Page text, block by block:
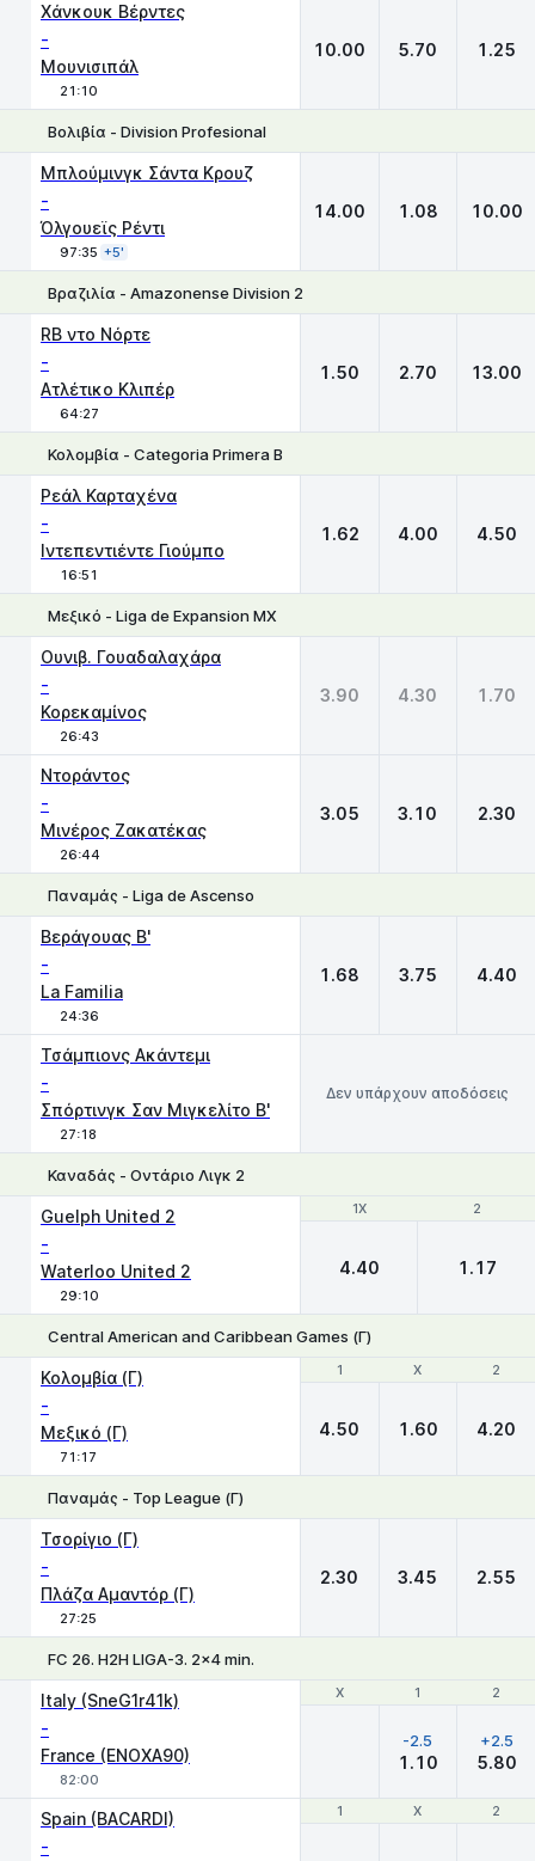
Χάνκουκ Βέρντες
-
Μουνισιπάλ
21:10
10.00 5.70 1.25
Βολιβία - Division Profesional
Μπλούμινγκ Σάντα Κρουζ
-
Όλγουεϊς Ρέντι
97:35 +5'
14.00 1.08 10.00
Βραζιλία - Amazonense Division 2
RB ντο Νόρτε
-
Ατλέτικο Κλιπέρ
64:27
1.50 2.70 13.00
Κολομβία - Categoria Primera B
Ρεάλ Καρταχένα
-
Ιντεπεντιέντε Γιούμπο
16:51
1.62 4.00 4.50
Μεξικό - Liga de Expansion MX
Ουνιβ. Γουαδαλαχάρα
-
Κορεκαμίνος
26:43
3.90 4.30 1.70
Ντοράντος
-
Μινέρος Ζακατέκας
26:44
3.05 3.10 2.30
Παναμάς - Liga de Ascenso
Βεράγουας Β'
-
La Familia
24:36
1.68 3.75 4.40
Τσάμπιονς Ακάντεμι
-
Σπόρτινγκ Σαν Μιγκελίτο B'
27:18
Δεν υπάρχουν αποδόσεις
Καναδάς - Οντάριο Λιγκ 2
1X 2
Guelph United 2
-
Waterloo United 2
29:10
1X 2
4.40 1.17
Central American and Caribbean Games (Γ)
1 X 2
Κολομβία (Γ)
-
Μεξικό (Γ)
71:17
1 X 2
4.50 1.60 4.20
Παναμάς - Top League (Γ)
Τσορίγιο (Γ)
-
Πλάζα Αμαντόρ (Γ)
27:25
2.30 3.45 2.55
FC 26. H2H LIGA-3. 2x4 min.
Χ 1 2
Italy (SneG1r41k)
-
France (ENOXA90)
82:00
Χ 1 2
-2.5
1.10
+2.5
5.80
1 X 2
Spain (BACARDI)
-
1 X 2